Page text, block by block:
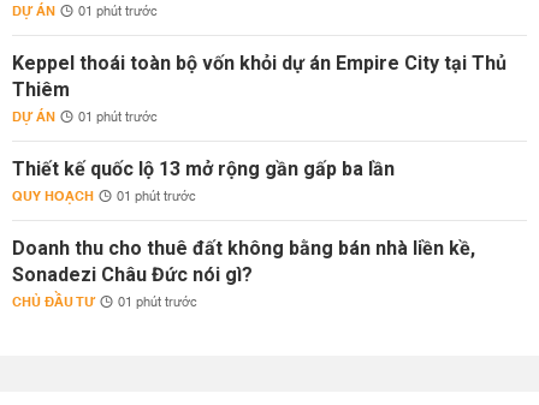
DỰ ÁN 01 phút trước
Keppel thoái toàn bộ vốn khỏi dự án Empire City tại Thủ
Thiêm
DỰ ÁN 01 phút trước
Thiết kế quốc lộ 13 mở rộng gần gấp ba lần
QUY HOẠCH 01 phút trước
Doanh thu cho thuê đất không bằng bán nhà liền kề,
Sonadezi Châu Đức nói gì?
CHỦ ĐẦU TƯ 01 phút trước